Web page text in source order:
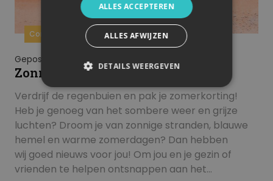
Corendonshop Promoties
Gepost op 10/07/2024
Zonnestralen en zomerkorting!
Verdrijf de regenbuien en pak je zomerkorting!
Heb je genoeg van het sombere weer en grijze
luchten? Droom je van zonnige stranden, blauwe
hemel en warme zomerdagen? Dan hebben
wij goed nieuws voor jou! Om jou en je gezin of
vrienden te helpen ontsnappen aan het…
ALLES ACCEPTEREN
ALLES AFWIJZEN
DETAILS WEERGEVEN